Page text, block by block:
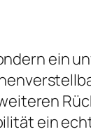
ein
ein